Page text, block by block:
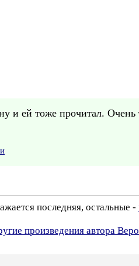
и ей тоже прочитал.
последняя, остальные -
произведения автора